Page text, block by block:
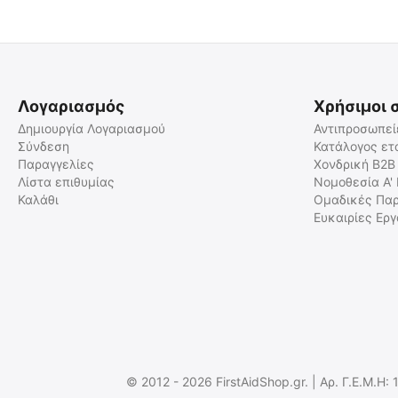
Εκπαιδευτικός Απινιδωτής
XFT-120C+ UNIVERSAL
TRAINER AED UNIT
2023601
Ανταλλακτικά Ηλεκτρόδια
Εκπαιδευτικού Απινιδωτή
XFT-120C+ (Ζεύγος)
AED-PADS-ADULT
Άμεσα διαθέσιμο
Λογαριασμός
Δημιουργία Λογαριασμού
Σύνδεση
Παραγγελίες
Λίστα επιθυμίας
Καλάθι
Χρήσιμοι
Κατάλογος
Χονδρική B2B
Νομοθεσία Α'
Ομαδικές
Ευκαιρίες
© 2012 - 2026 FirstAidShop.gr. | Αρ. Γ.Ε.Μ.Η: